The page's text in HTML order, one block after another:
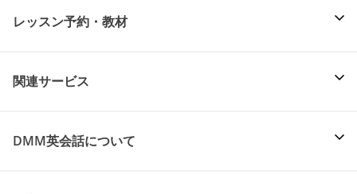
レッスン予約・教材
関連サービス
DMM英会話について